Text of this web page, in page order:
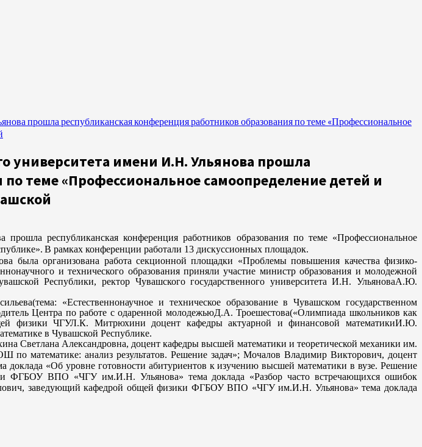
прошла республиканская конференция работников образования по теме «Профессиональное
университета имени И.Н. Ульянова прошла
теме «Профессиональное самоопределение детей и
республиканская конференция работников образования по теме «Профессиональное
В рамках конференции работали 13 дискуссионных площадок.
организована работа секционной площадки «Проблемы повышения качества физико-
и технического образования приняли участие министр образования и молодежной
Республики, ректор Чувашского государственного университета И.Н. УльяноваА.Ю.
(тема: «Естественнонаучное и техническое образование в Чувашском государственном
Центра по работе с одаренной молодежьюД.А. Троешестова(«Олимпиада школьников как
физики ЧГУЛ.К. Митрюхини доцент кафедры актуарной и финансовой математикиИ.Ю.
в Чувашской Республике.
Светлана Александровна, доцент кафедры высшей математики и теоретической механики им.
по математике: анализ результатов. Решение задач»;Мочалов Владимир Викторович, доцент
«Об уровне готовности абитуриентов к изучению высшей математики в вузе. Решение
ФГБОУ ВПО «ЧГУ им.И.Н. Ульянова» тема доклада «Разбор часто встречающихся ошибок
заведующий кафедрой общей физики ФГБОУ ВПО «ЧГУ им.И.Н. Ульянова» тема доклада